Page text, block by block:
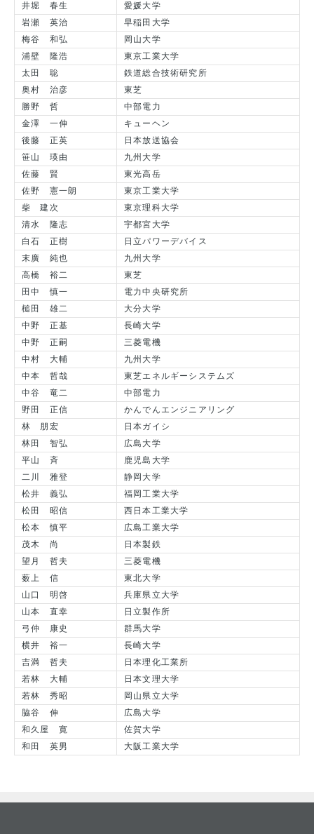
井堀 春生
愛媛大学
岩瀬 英治
早稲田大学
梅谷 和弘
岡山大学
浦壁 隆浩
東京工業大学
太田 聡
鉄道総合技術研究所
奥村 治彦
東芝
勝野 哲
中部電力
金澤 一伸
キューヘン
後藤 正英
日本放送協会
笹山 瑛由
九州大学
佐藤 賢
東光高岳
佐野 憲一朗
東京工業大学
柴 建次
東京理科大学
清水 隆志
宇都宮大学
白石 正樹
日立パワーデバイス
末廣 純也
九州大学
高橋 裕二
東芝
田中 慎一
電力中央研究所
槌田 雄二
大分大学
中野 正基
長崎大学
中野 正嗣
三菱電機
中村 大輔
九州大学
中本 哲哉
東芝エネルギーシステムズ
中谷 竜二
中部電力
野田 正信
かんでんエンジニアリング
林 朋宏
日本ガイシ
林田 智弘
広島大学
平山 斉
鹿児島大学
二川 雅登
静岡大学
松井 義弘
福岡工業大学
松田 昭信
西日本工業大学
松本 慎平
広島工業大学
茂木 尚
日本製鉄
望月 哲夫
三菱電機
薮上 信
東北大学
山口 明啓
兵庫県立大学
山本 直幸
日立製作所
弓仲 康史
群馬大学
横井 裕一
長崎大学
吉満 哲夫
日本理化工業所
若林 大輔
日本文理大学
若林 秀昭
岡山県立大学
脇谷 伸
広島大学
和久屋 寛
佐賀大学
和田 英男
大阪工業大学